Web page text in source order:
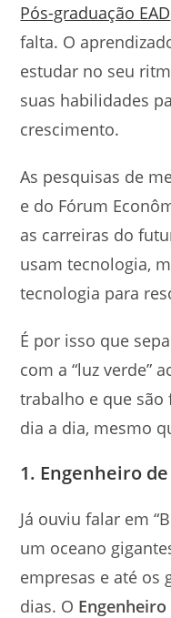
Pós-graduação EAD
falta. O
estudar no seu
suas habilidades
crescimento.
As pesquisas de
e do Fórum
as carreiras do
usam tecnologia,
tecnologia para
É por isso que
com a “luz verde”
trabalho e que
dia a dia, mesmo
1. Engenheiro
Já ouviu falar em
um oceano
empresas e até os
dias. O